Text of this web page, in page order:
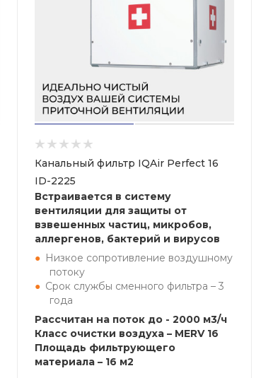
Канальный фильтр IQAir Perfect 16
ID-2225
Встраивается в систему
вентиляции для защиты от
взвешенных частиц, микробов,
аллергенов, бактерий и вирусов
Низкое сопротивление воздушному
потоку
Срок службы сменного фильтра – 3
года
Рассчитан на поток до - 2000 м3/ч
Класс очистки воздуха – MERV 16
Площадь фильтрующего
материала – 16 м2